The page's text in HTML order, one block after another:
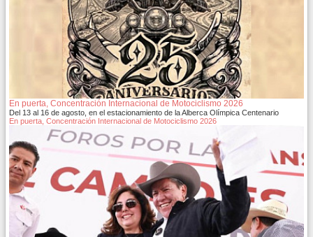
En puerta, Concentración Internacional de Motociclismo 2026
Del 13 al 16 de agosto, en el estacionamiento de la Alberca Olímpica Centenario
En puerta, Concentración Internacional de Motociclismo 2026